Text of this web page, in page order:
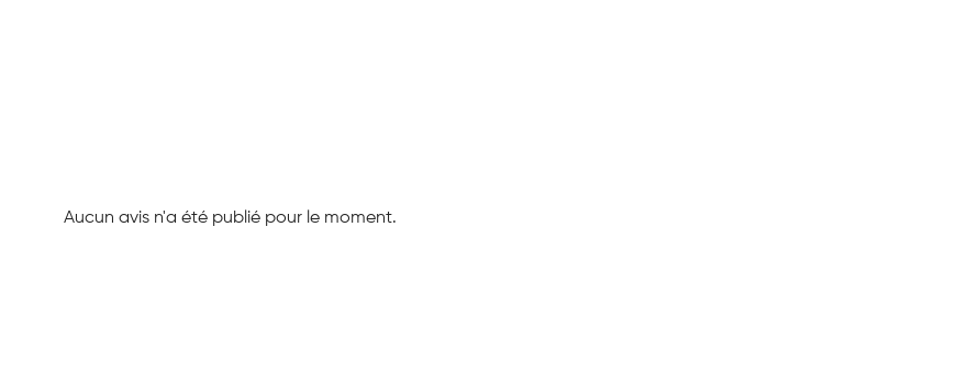
Aucun avis n'a été publié pour le moment.